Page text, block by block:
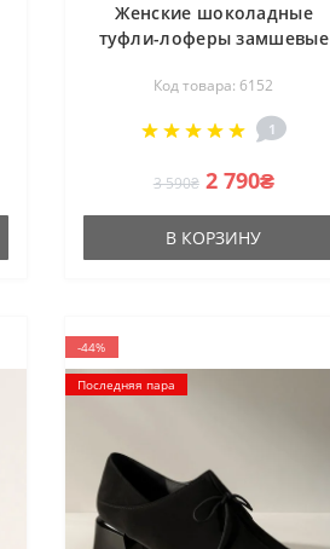
Женские шоколадные
туфли-лоферы замшевые
v1197-g20-15 brown 6152 в
стиле Canal Loafer от
бренда The Row
Код товара: 6152
1
3 590₴ 2 790₴
В КОРЗИНУ
-44%
Последняя пара